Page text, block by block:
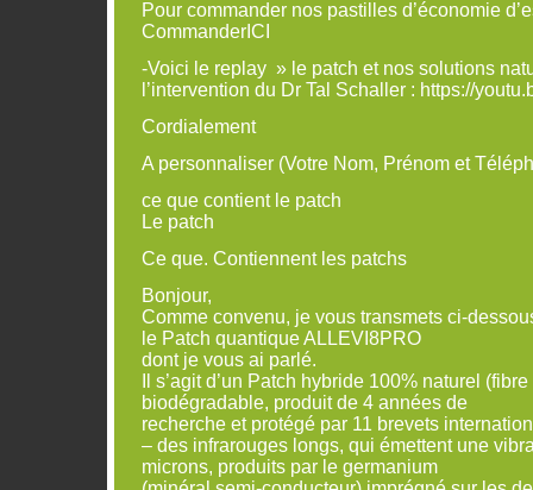
Pour commander nos pastilles d’économie
CommanderICI
-Voici le replay » le patch et nos solutions
l’intervention du Dr Tal Schaller : https://
Cordialement
A personnaliser (Votre Nom, Prénom et
ce que contient le patch
Le patch
Ce que. Contiennent les patchs
Bonjour,
Comme convenu, je vous transmets ci-
le Patch quantique ALLEVI8PRO
dont je vous ai parlé.
Il s’agit d’un Patch hybride 100% naturel
biodégradable, produit de 4 années de
recherche et protégé par 11 brevets
– des infrarouges longs, qui émettent une
microns, produits par le germanium